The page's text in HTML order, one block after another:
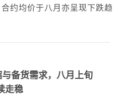
约均价于八月亦呈现下跌趋
备货需求，八月上旬
走稳